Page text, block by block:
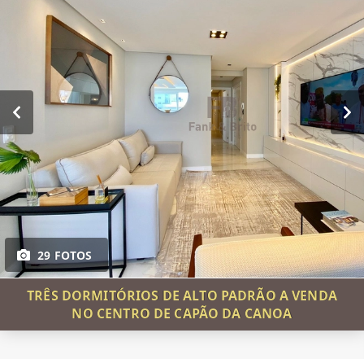
29 FOTOS
TRÊS DORMITÓRIOS DE ALTO PADRÃO A VENDA
NO CENTRO DE CAPÃO DA CANOA